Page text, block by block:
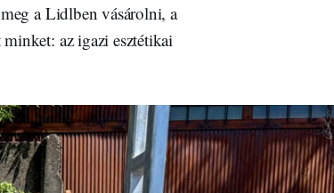
a Lidlben vásárolni, a
az igazi esztétikai